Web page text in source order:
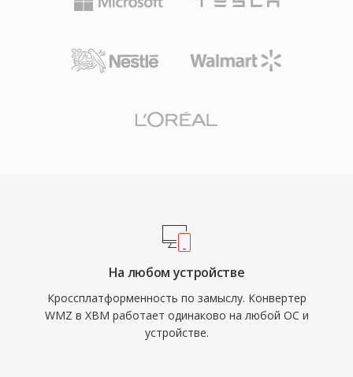
На любом устройстве
Кроссплатформенность по замыслу. Конвертер
WMZ в XBM работает одинаково на любой ОС и
устройстве.